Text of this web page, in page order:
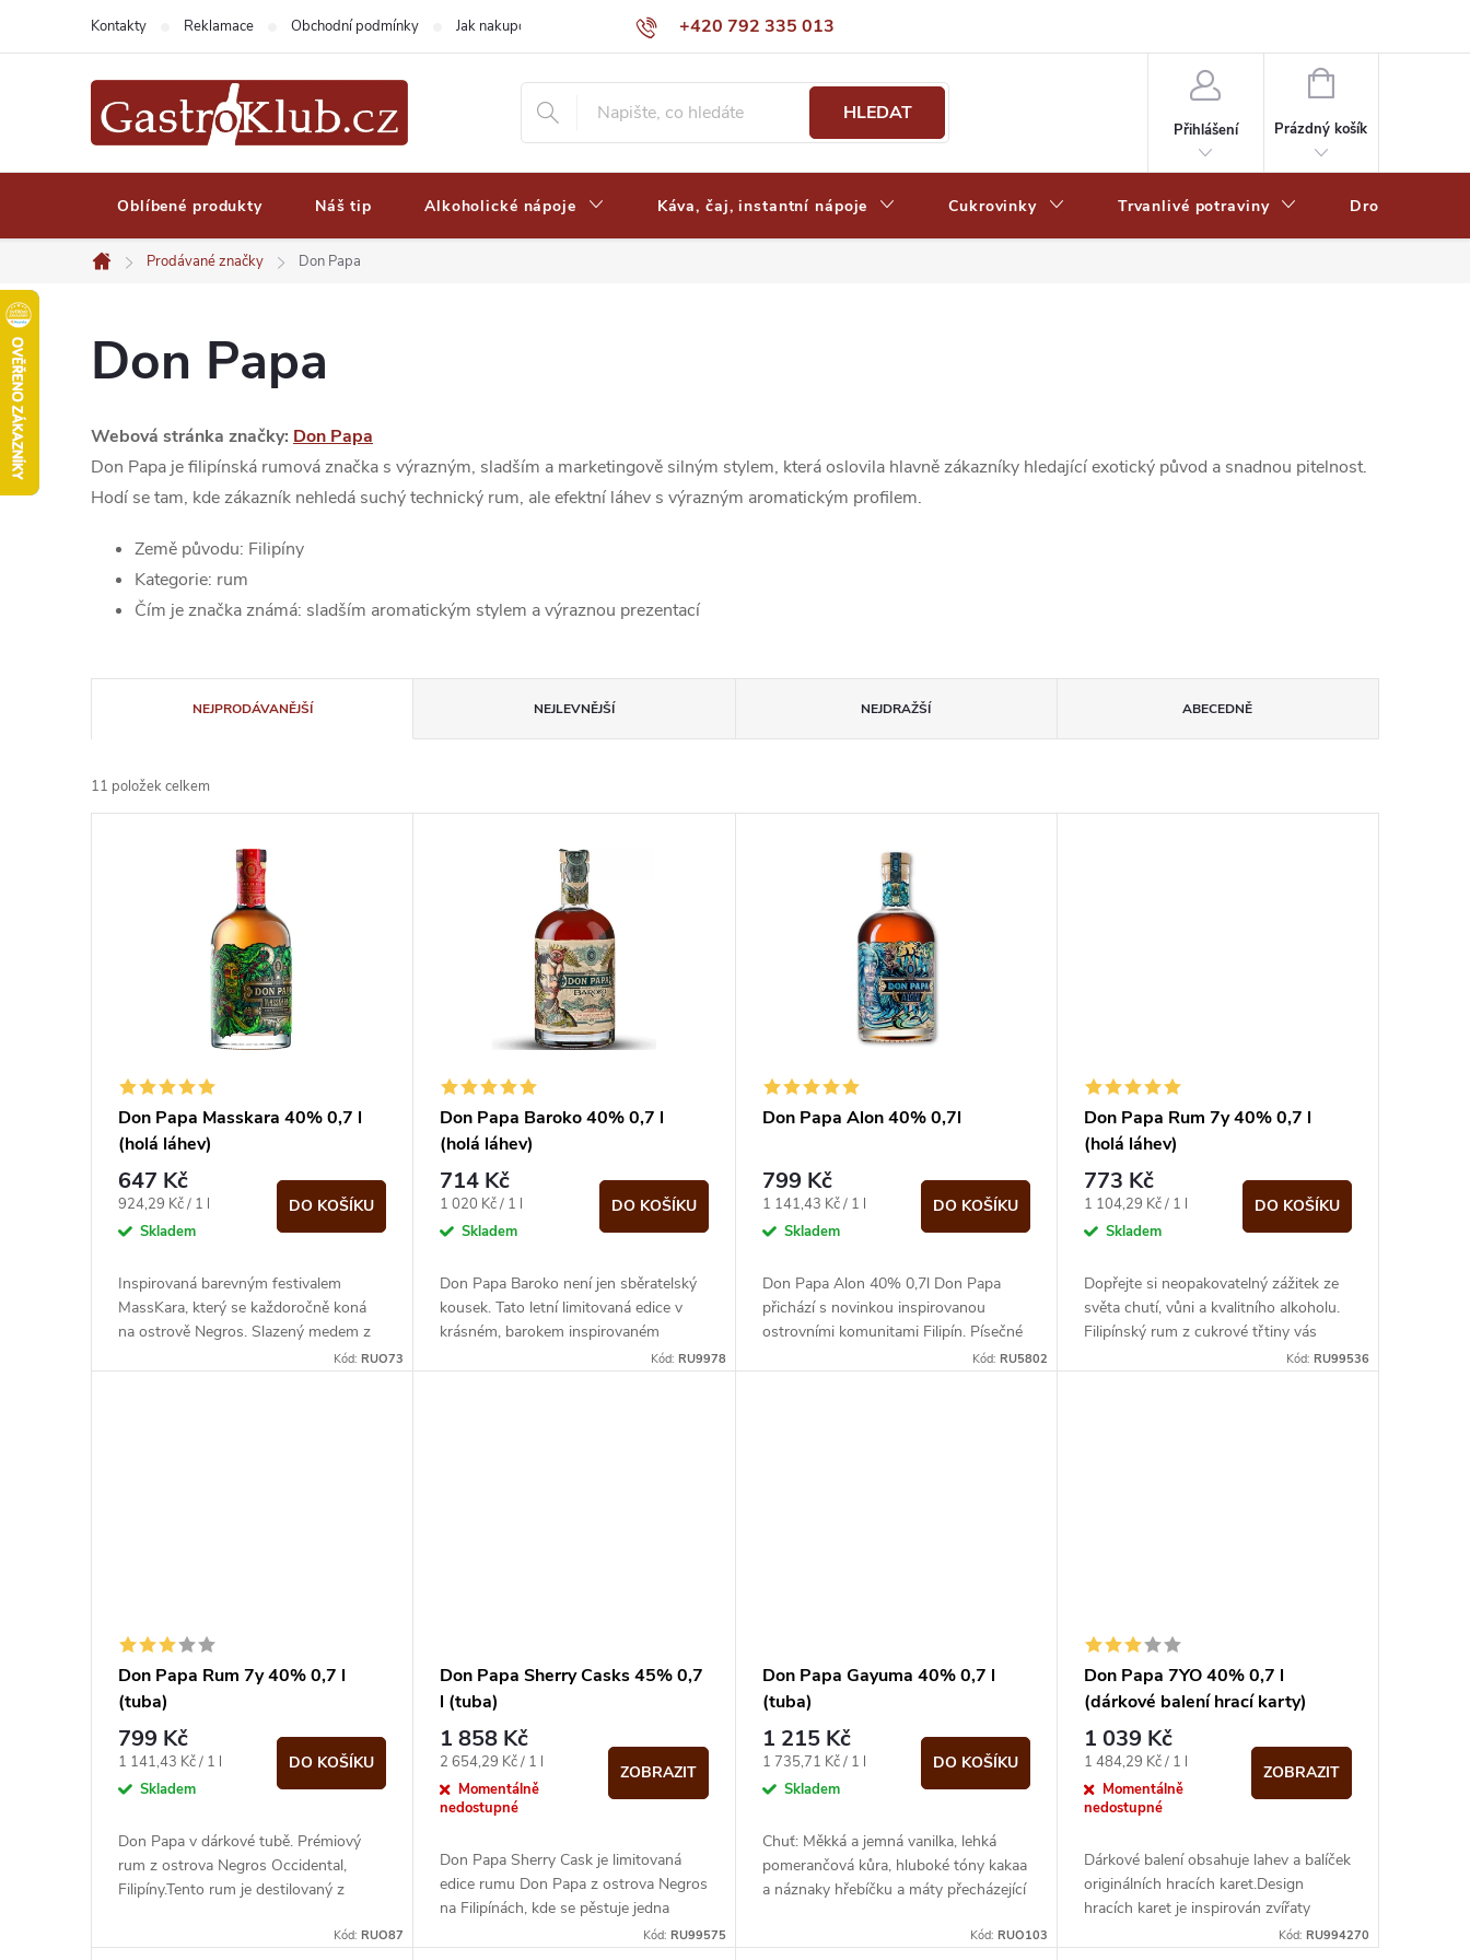
+420 792 335 013
Kontakty Reklamace Obchodní podmínky Jak nakupovat Výdejní místa a ceny dopravy Často kladené otázky
HLEDAT
Přihlášení
NÁKUPNÍ
Prázdný košík
Oblíbené produkty Náš tip Alkoholické nápoje Káva, čaj, instantní nápoje Cukrovinky Trvanlivé potraviny Drogerie
Domů
Prodávané značky Don Papa
Don Papa
Webová stránka značky: Don Papa
Don Papa je filipínská rumová značka s výrazným, sladším a marketingově silným stylem, která oslovila hlavně zákazníky hledající exotický původ a snadnou pitelnost.
Hodí se tam, kde zákazník nehledá suchý technický rum, ale efektní láhev s výrazným aromatickým profilem.
Země původu: Filipíny
Kategorie: rum
Čím je značka známá: sladším aromatickým stylem a výraznou prezentací
a
z
t
NEJPRODÁVANĚJŠÍ NEJLEVNĚJŠÍ NEJDRAŽŠÍ ABECEDNĚ
11 položek celkem
k
Don Papa Masskara 40% 0,7 l
(holá láhev)
647 Kč
Měrná
cena:
924,29 Kč / 1 l
Skladem
DO KOŠÍKU
Inspirovaná barevným festivalem
MassKara, který se každoročně koná
na ostrově Negros. Slazený medem z
Filipín. Tato edice je vyrobena pouze
Kód:RUO73
Don Papa Baroko 40% 0,7 l
(holá láhev)
714 Kč
Měrná
cena:
1 020 Kč / 1 l
Skladem
DO KOŠÍKU
Don Papa Baroko není jen sběratelský
kousek. Tato letní limitovaná edice v
krásném, barokem inspirovaném
zeleném obalu, totiž nabízí rum doslova
Kód: RU9978
Don Papa Alon 40% 0,7l
799 Kč
Měrná
cena:
1 141,43 Kč / 1 l
Skladem
DO KOŠÍKU
Don Papa Alon 40% 0,7l Don Papa
přichází s novinkou inspirovanou
ostrovními komunitami Filipín. Písečné
pláže, poklidné západy slunce aKód: RU5802
Don Papa Rum 7y 40% 0,7 l
(holá láhev)
773 Kč
Měrná
cena:
1 104,29 Kč / 1 l
Skladem
DO KOŠÍKU
Dopřejte si neopakovatelný zážitek ze
světa chutí, vůni a kvalitního alkoholu.
Filipínský rum z cukrové třtiny vás
přivítá originálním designovým...Kód: RU99536
Don Papa Rum 7y 40% 0,7 l
(tuba)
799 Kč
Měrná
cena:
1 141,43 Kč / 1 l
Skladem
DO KOŠÍKU
Don Papa v dárkové tubě. Prémiový
rum z ostrova Negros Occidental,
Filipíny.Tento rum je destilovaný z
Kód:RUO87
Don Papa Sherry Casks 45% 0,7
l (tuba)
1 858 Kč
Měrná
cena:
2 654,29 Kč / 1 l
Momentálně
nedostupné
ZOBRAZIT
Don Papa Sherry Cask je limitovaná
edice rumu Don Papa z ostrova Negros
na Filipínách, kde se pěstuje jedna
z nejsladších cukrových třtin...Kód: RU99575
Don Papa Gayuma 40% 0,7 l
(tuba)
1 215 Kč
Měrná
cena:
1 735,71 Kč / 1 l
Skladem
DO KOŠÍKU
Chuť: Měkká a jemná vanilka, lehká
pomerančová kůra, hluboké tóny kakaa
a náznaky hřebíčku a máty přecházející
Kód: RUO103
Don Papa 7YO 40% 0,7 l
(dárkové balení hrací karty)
1 039 Kč
Měrná
cena:
1 484,29 Kč / 1 l
Momentálně
nedostupné
ZOBRAZIT
Dárkové balení obsahuje lahev a balíček
originálních hracích karet.Design
hracích karet je inspirován zvířaty
mystického filipínského ostrova...
Kód: RU994270